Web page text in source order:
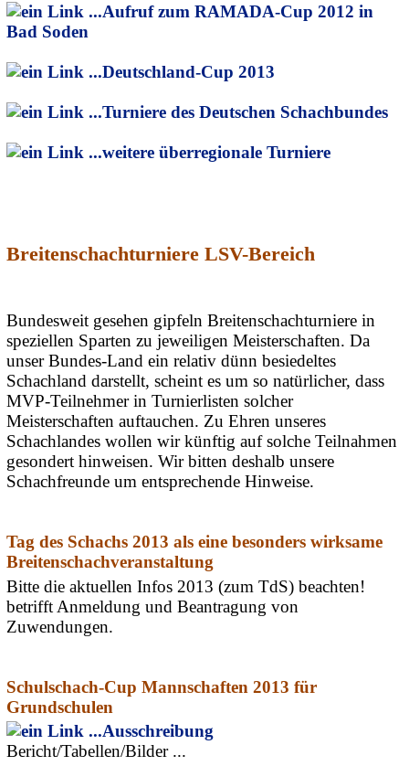
Aufruf zum RAMADA-Cup 2012 in
Bad Soden
Deutschland-Cup 2013
Turniere des Deutschen Schachbundes
weitere überregionale Turniere
Breitenschachturniere LSV-Bereich
Bundesweit gesehen gipfeln Breitenschachturniere in
speziellen Sparten zu jeweiligen Meisterschaften. Da
unser Bundes-Land ein relativ dünn besiedeltes
Schachland darstellt, scheint es um so natürlicher, dass
MVP-Teilnehmer in Turnierlisten solcher
Meisterschaften auftauchen. Zu Ehren unseres
Schachlandes wollen wir künftig auf solche Teilnahmen
gesondert hinweisen. Wir bitten deshalb unsere
Schachfreunde um entsprechende Hinweise.
Tag des Schachs 2013 als eine besonders wirksame
Breitenschachveranstaltung
Bitte die aktuellen Infos 2013 (zum TdS) beachten!
betrifft Anmeldung und Beantragung von
Zuwendungen.
Schulschach-Cup Mannschaften 2013 für
Grundschulen
Ausschreibung
Bericht/Tabellen/Bilder ...